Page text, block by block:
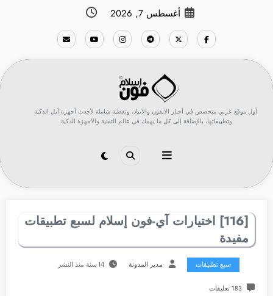
أغسطس 7, 2026
أول موقع عربي متخصص في أخبار الآيفون والآيباد، وتغطية شاملة لأحدث أجهزة أبل الذكية
وتطبيقاتها، بالإضافة إلى كل ما يهمك في عالم التقنية والأجهزة الذكية.
[116] اختيارات آي-فون إسلام لسبع تطبيقات
مفيدة
سبع تطبيقات مدير المدونة 14 سنة منذ النشر
183 تعليقات